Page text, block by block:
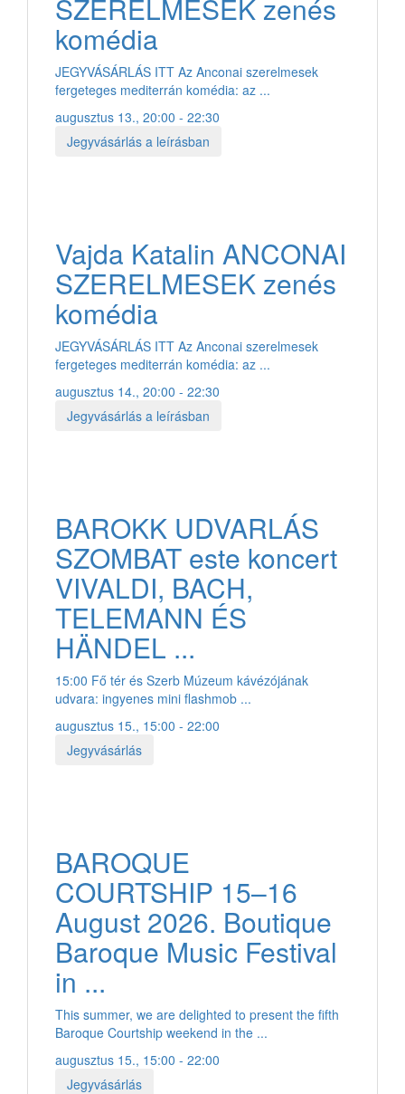
SZERELMESEK zenés
komédia
JEGYVÁSÁRLÁS ITT Az Anconai szerelmesek
fergeteges mediterrán komédia: az ...
augusztus 13., 20:00 - 22:30
Jegyvásárlás a leírásban
Vajda Katalin ANCONAI
SZERELMESEK zenés
komédia
JEGYVÁSÁRLÁS ITT Az Anconai szerelmesek
fergeteges mediterrán komédia: az ...
augusztus 14., 20:00 - 22:30
Jegyvásárlás a leírásban
BAROKK UDVARLÁS
SZOMBAT este koncert
VIVALDI, BACH,
TELEMANN ÉS
HÄNDEL ...
15:00 Fő tér és Szerb Múzeum kávézójának
udvara: ingyenes mini flashmob ...
augusztus 15., 15:00 - 22:00
Jegyvásárlás
BAROQUE
COURTSHIP 15–16
August 2026. Boutique
Baroque Music Festival
in ...
This summer, we are delighted to present the fifth
Baroque Courtship weekend in the ...
augusztus 15., 15:00 - 22:00
Jegyvásárlás